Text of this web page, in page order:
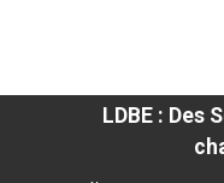
LDBE : Des